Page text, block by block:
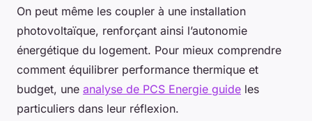
On peut même les coupler à une installation
photovoltaïque, renforçant ainsi l’autonomie
énergétique du logement. Pour mieux comprendre
comment équilibrer performance thermique et
budget, une analyse de PCS Energie guide les
particuliers dans leur réflexion.